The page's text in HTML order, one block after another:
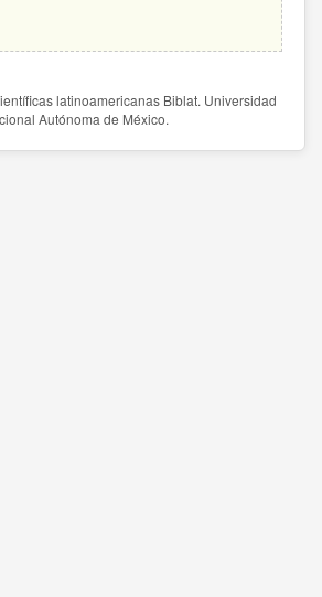
latinoamericanas Biblat. Universidad
Autónoma de México.